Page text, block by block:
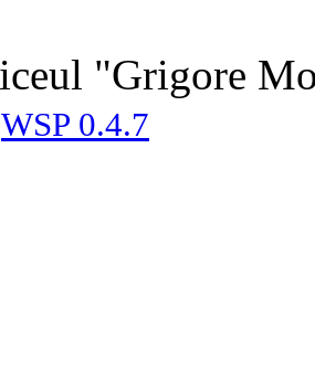
"Grigore
WSP 0.4.7